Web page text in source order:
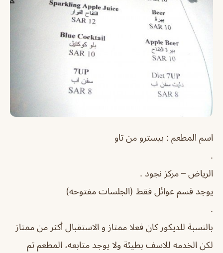
اسم المطعم : بيسترو من تاو
.
الرياض – مركز نجود .
يوجد قسم عوائل فقط (الجلسات مفتوحه)
.
بالنسبة للديكور كان فعلا ممتاز و الاستقبال أكثر من ممتاز
لكن الخدمه للاسف بطيئة ولا يوجد متابعه، المطعم تم